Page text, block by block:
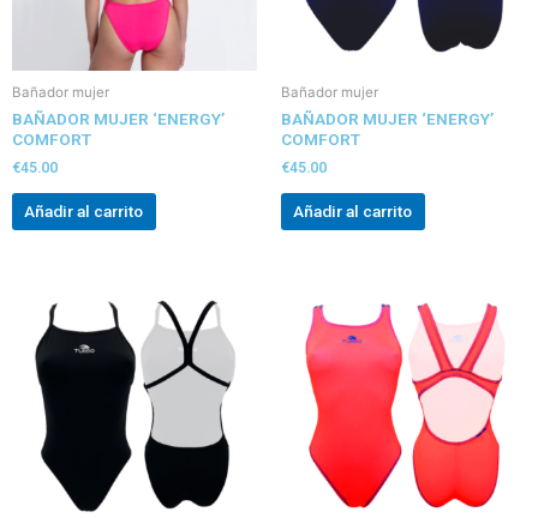
Bañador mujer
BAÑADOR MUJER ‘ENERGY’
COMFORT
€45.00
Añadir al carrito
Bañador mujer
BAÑADOR MUJER ‘ENERGY’
COMFORT
€45.00
Añadir al carrito